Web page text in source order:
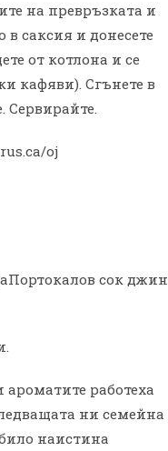
на превръзката и
в саксия и донесете
от котлона и се
кафяви). Сгънете в
Сервирайте.
oj
сок джин
ароматите работеха
ни семейна
наистина